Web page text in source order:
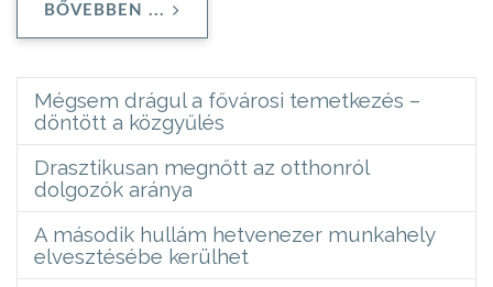
BŐVEBBEN ...
Mégsem drágul a fővárosi temetkezés –
döntött a közgyűlés
Drasztikusan megnőtt az otthonról
dolgozók aránya
A második hullám hetvenezer munkahely
elvesztésébe kerülhet